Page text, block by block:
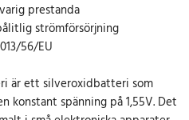
prestanda
strömförsörjning
56/EU
är ett silveroxidbatteri som
konstant spänning på 1,55V. Det